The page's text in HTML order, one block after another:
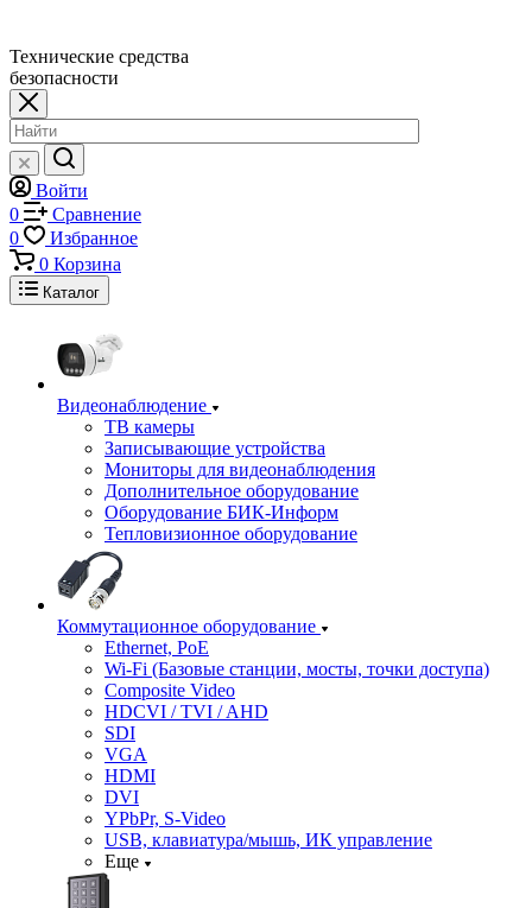
Технические средства
безопасности
Войти
0
Сравнение
0
Избранное
0 Корзина
Каталог
Видеонаблюдение
ТВ камеры
Записывающие устройства
Мониторы для видеонаблюдения
Дополнительное оборудование
Оборудование БИК-Информ
Тепловизионное оборудование
Коммутационное оборудование
Ethernet, PoE
Wi-Fi (Базовые станции, мосты, точки доступа)
Composite Video
HDCVI / TVI / AHD
SDI
VGA
HDMI
DVI
YPbPr, S-Video
USB, клавиатура/мышь, ИК управление
Еще